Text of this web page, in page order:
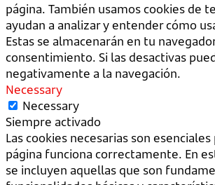
página. También usamos cookies de
ayudan a analizar y entender cómo
Estas se almacenarán en tu
consentimiento. Si las desactivas
negativamente a la navegación.
Necessary
Necessary
Siempre activado
Las cookies necesarias son
página funciona correctamente. En
se incluyen aquellas que son